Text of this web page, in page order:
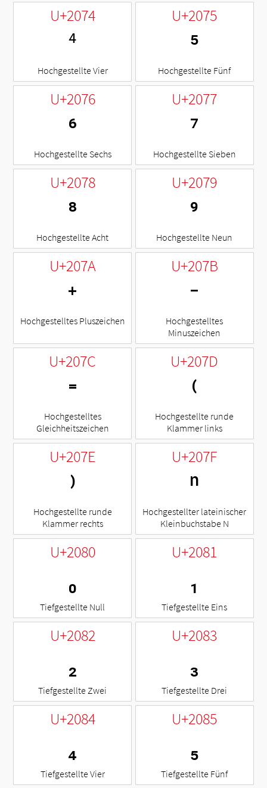
U+2074
⁴
Hochgestellte Vier
U+2075
⁵
Hochgestellte Fünf
U+2076
⁶
Hochgestellte Sechs
U+2077
⁷
Hochgestellte Sieben
U+2078
⁸
Hochgestellte Acht
U+2079
⁹
Hochgestellte Neun
U+207A
⁺
Hochgestelltes Pluszeichen
U+207B
⁻
Hochgestelltes
Minuszeichen
U+207C
⁼
Hochgestelltes
Gleichheitszeichen
U+207D
⁽
Hochgestellte runde
Klammer links
U+207E
⁾
Hochgestellte runde
Klammer rechts
U+207F
ⁿ
Hochgestellter lateinischer
Kleinbuchstabe N
U+2080
₀
Tiefgestellte Null
U+2081
₁
Tiefgestellte Eins
U+2082
₂
Tiefgestellte Zwei
U+2083
₃
Tiefgestellte Drei
U+2084
₄
Tiefgestellte Vier
U+2085
₅
Tiefgestellte Fünf